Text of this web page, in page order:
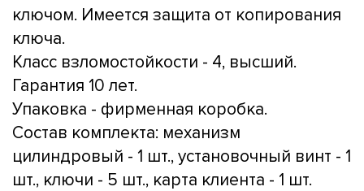
ключом. Имеется защита от копирования
ключа.
Класс взломостойкости - 4, высший.
Гарантия 10 лет.
Упаковка - фирменная коробка.
Состав комплекта: механизм
цилиндровый - 1 шт., установочный винт - 1
шт., ключи - 5 шт., карта клиента - 1 шт.